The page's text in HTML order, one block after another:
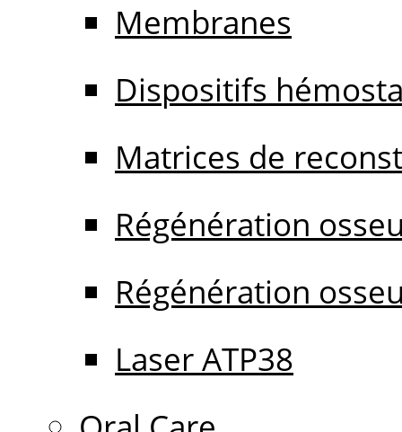
Membranes
Dispositifs
Matrices de
Régénération
Régénération
Laser ATP38